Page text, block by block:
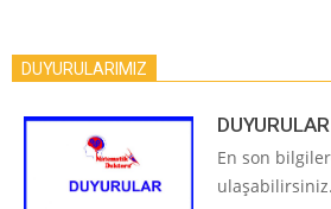
DUYURULARIMIZ
DUYURULAR
En son